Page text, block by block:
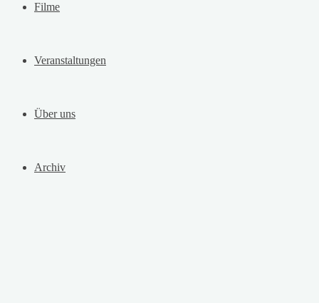
Filme
Veranstaltungen
Über uns
Archiv